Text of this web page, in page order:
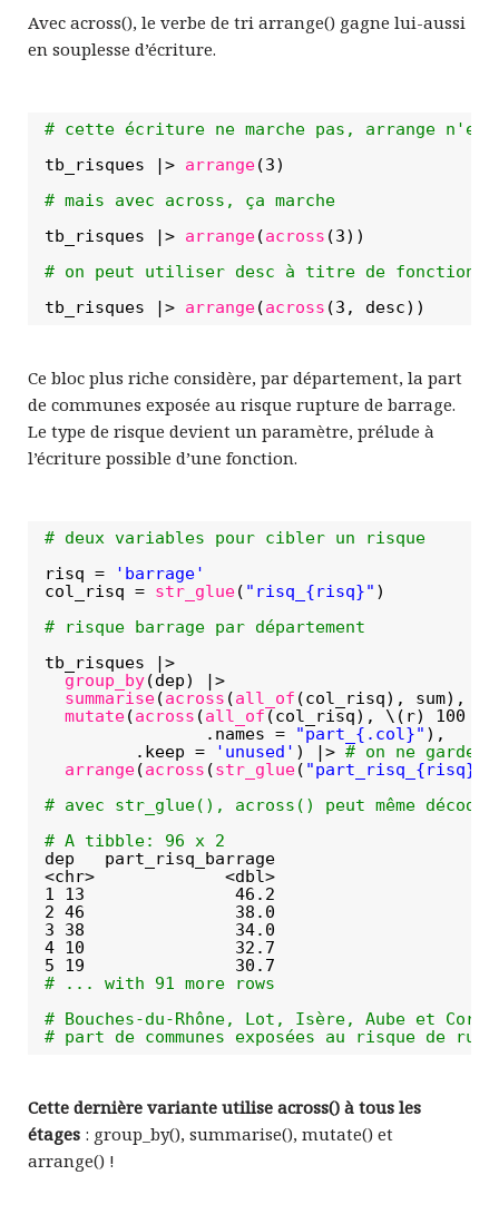
Avec across(), le verbe de tri arrange() gagne lui-aussi
en souplesse d’écriture.
# cette écriture ne marche pas, arrange
tb_risques |> arrange(3)
# mais avec across, ça marche
tb_risques |> arrange(across (3))
# on peut utiliser desc à titre de fonction
tb_risques |> arrange(across (3, desc))
Ce bloc plus riche considère, par département, la part
de communes exposée au risque rupture de barrage.
Le type de risque devient un paramètre, prélude à
l’écriture possible d’une fonction.
# deux variables pour cibler un risque
risq =
'barrage'
col_risq = str_glue( "risq_{risq}" )
# risque barrage par département
tb_risques |>
group_by(dep) |>
summarise(across (all_of (col_risq), sum),
mutate(across (all_of (col_risq), \(r) 100 *
.names =
"part_{.col}" ),
.keep =
'unused' ) |> # on ne garde
arrange(across (str_glue( "part_risq_{risq}"
# avec str_glue(), across() peut même
# A tibble: 96 x 2
dep   part_risq_barrage
<chr>             <dbl>
1 13               46.2
2 46               38.0
3 38               34.0
4 10               32.7
5 19               30.7
# ... with 91 more rows
# Bouches-du-Rhône, Lot, Isère, Aube et
# part de communes exposées au risque de
Cette dernière variante utilise across() à tous les
étages : group_by(), summarise(), mutate() et
arrange() !